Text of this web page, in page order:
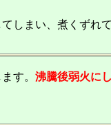
まい、煮くずれ
す。 沸騰後弱火に